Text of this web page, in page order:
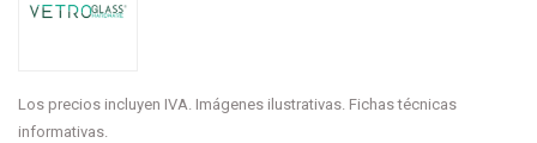
Los precios incluyen IVA. Imágenes ilustrativas. Fichas técnicas
informativas.